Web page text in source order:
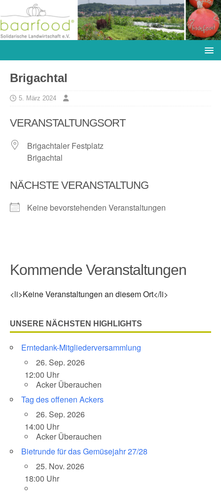
Brigachtal
5. März 2024
VERANSTALTUNGSORT
Brigachtaler Festplatz
Brigachtal
NÄCHSTE VERANSTALTUNG
Keine bevorstehenden Veranstaltungen
Kommende Veranstaltungen
<li>Keine Veranstaltungen an diesem Ort</li>
UNSERE NÄCHSTEN HIGHLIGHTS
Erntedank-Mitgliederversammlung
26. Sep. 2026
12:00 Uhr
Acker Überauchen
Tag des offenen Ackers
26. Sep. 2026
14:00 Uhr
Acker Überauchen
Bietrunde für das Gemüsejahr 27/28
25. Nov. 2026
18:00 Uhr